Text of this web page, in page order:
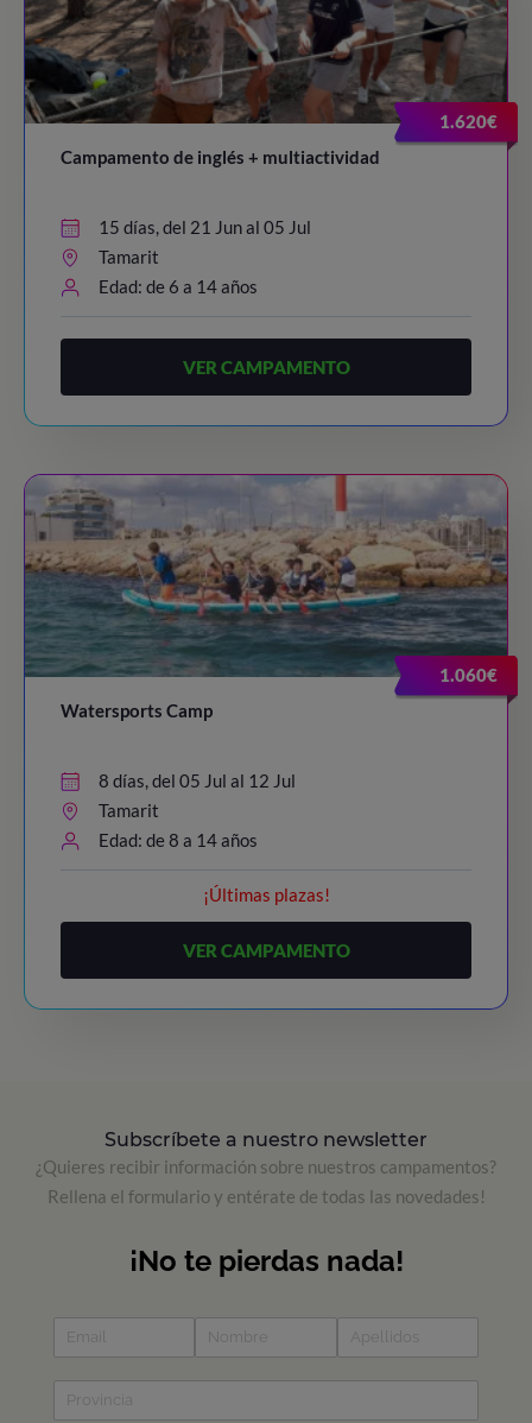
1.620€
Campamento de inglés + multiactividad
15 días, del 21 Jun al 05 Jul
Tamarit
Edad: de 6 a 14 años
VER CAMPAMENTO
1.060€
Watersports Camp
8 días, del 05 Jul al 12 Jul
Tamarit
Edad: de 8 a 14 años
¡Últimas plazas!
VER CAMPAMENTO
Subscríbete a nuestro newsletter
¿Quieres recibir información sobre nuestros campamentos?
Rellena el formulario y entérate de todas las novedades!